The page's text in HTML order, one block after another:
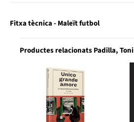
Fitxa tècnica - Maleït futbol
Productes relacionats Padilla, Toni